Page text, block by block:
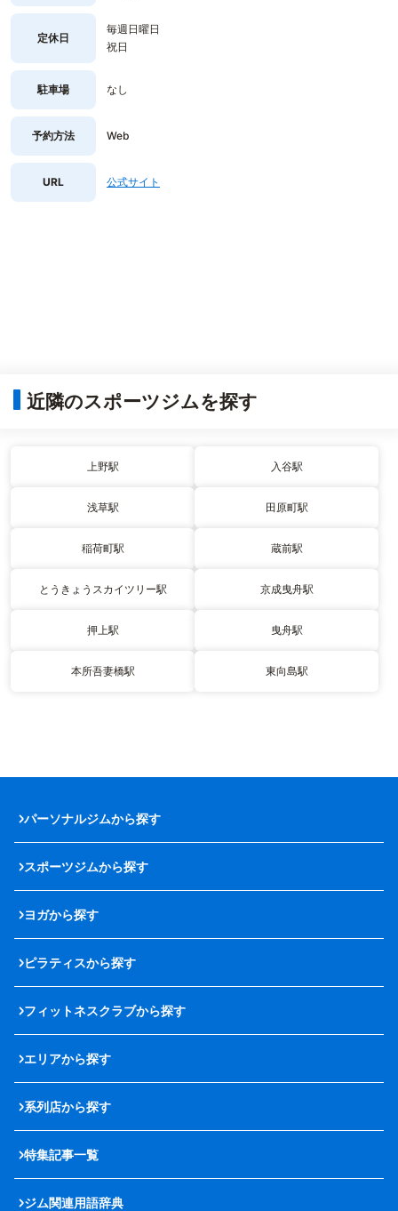
定休日
毎週日曜日
祝日
駐車場 なし
予約方法 Web
URL 公式サイト
近隣のスポーツジムを探す
上野駅 入谷駅
浅草駅 田原町駅
稲荷町駅 蔵前駅
とうきょうスカイツリー駅 京成曳舟駅
押上駅 曳舟駅
本所吾妻橋駅 東向島駅
パーソナルジムから探す
スポーツジムから探す
ヨガから探す
ピラティスから探す
フィットネスクラブから探す
エリアから探す
系列店から探す
特集記事一覧
ジム関連用語辞典